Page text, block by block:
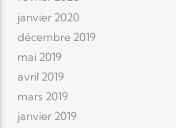
janvier 2020
décembre 2019
mai 2019
avril 2019
mars 2019
janvier 2019